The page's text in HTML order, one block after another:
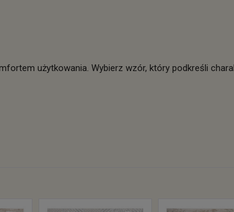
użytkowania. Wybierz wzór, który podkreśli